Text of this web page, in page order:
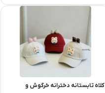
کلاه تابستانه دخترانه خرگوش و